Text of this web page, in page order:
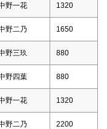
野一花 1320
野二乃 1650
野三玖 880
野四葉 880
野一花 1320
野二乃 2200